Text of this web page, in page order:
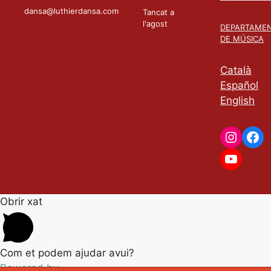
dansa@luthierdansa.com
Tancat a
l'agost
DE MÚSICA
Català
Español
English
Obrir xat
Com et podem ajudar avui?
Powered by